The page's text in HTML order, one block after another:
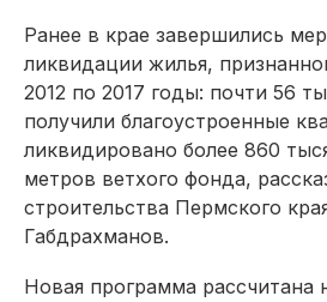
Ранее в крае завершились
ликвидации жилья,
2012 по 2017 годы: почти 56
получили благоустроенные
ликвидировано более 860
метров ветхого фонда,
строительства Пермского
Габдрахманов.
Новая программа рассчитана